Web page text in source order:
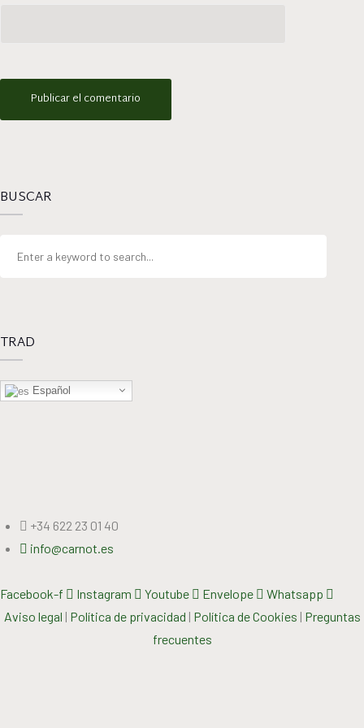
BUSCAR
TRAD
Español
+34 622 23 01 40
info@carnot.es
Facebook-f Instagram Youtube Envelope
Whatsapp
Aviso legal | Política de privacidad | Política de Cookies | Preguntas
frecuentes